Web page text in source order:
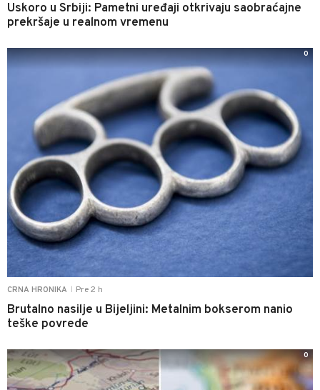
Uskoro u Srbiji: Pametni uređaji otkrivaju saobraćajne
prekršaje u realnom vremenu
CRNA HRONIKA Pre 2 h
Brutalno nasilje u Bijeljini: Metalnim bokserom nanio
teške povrede
0
0